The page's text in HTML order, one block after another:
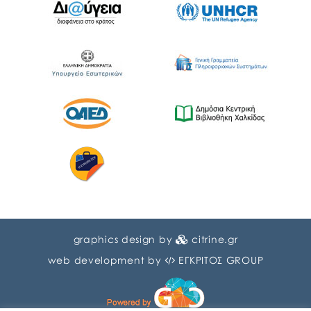
graphics design by
citrine.gr
web development by
ΕΓΚΡΙΤΟΣ GROUP